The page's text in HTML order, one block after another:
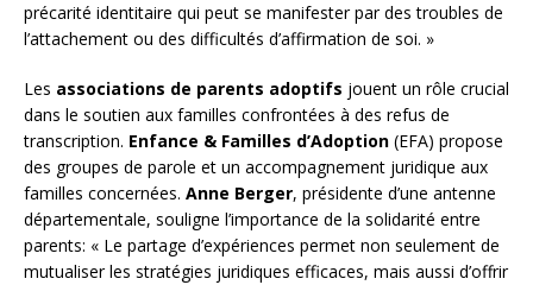
précarité identitaire qui peut se manifester par des troubles de
l’attachement ou des difficultés d’affirmation de soi. »
Les associations de parents adoptifs jouent un rôle crucial
dans le soutien aux familles confrontées à des refus de
transcription. Enfance & Familles d’Adoption (EFA) propose
des groupes de parole et un accompagnement juridique aux
familles concernées. Anne Berger, présidente d’une antenne
départementale, souligne l’importance de la solidarité entre
parents: « Le partage d’expériences permet non seulement de
mutualiser les stratégies juridiques efficaces, mais aussi d’offrir